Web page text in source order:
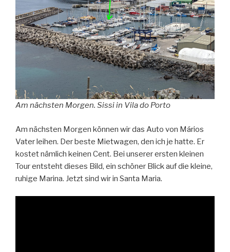
Am nächsten Morgen. Sissi in Vila do Porto
Am nächsten Morgen können wir das Auto von Mários
Vater leihen. Der beste Mietwagen, den ich je hatte. Er
kostet nämlich keinen Cent. Bei unserer ersten kleinen
Tour entsteht dieses Bild, ein schöner Blick auf die kleine,
ruhige Marina. Jetzt sind wir in Santa Maria.